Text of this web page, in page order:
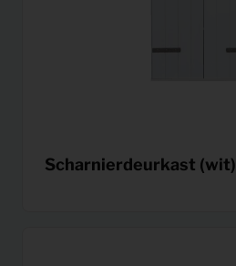
Scharnierdeurkast (wit)